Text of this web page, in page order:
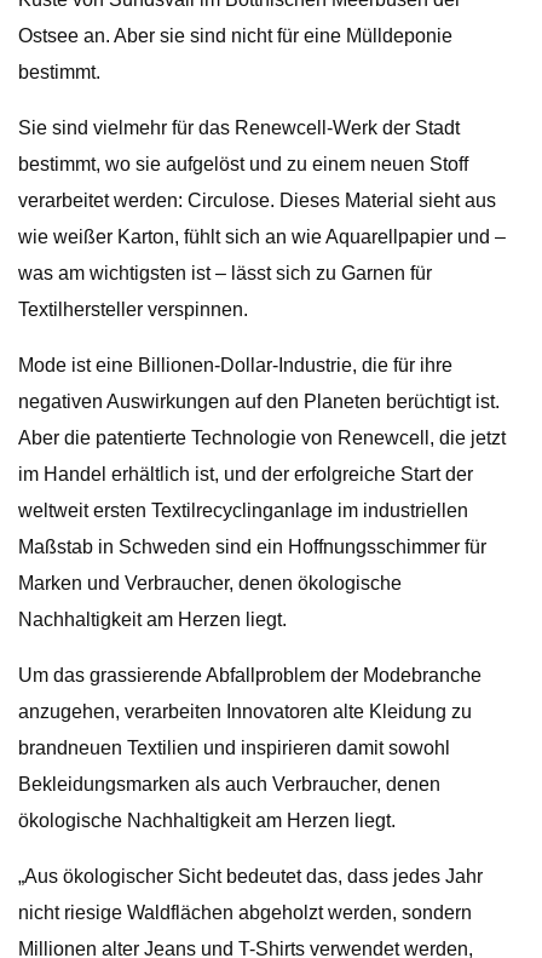
Ostsee an. Aber sie sind nicht für eine Mülldeponie
bestimmt.
Sie sind vielmehr für das Renewcell-Werk der Stadt
bestimmt, wo sie aufgelöst und zu einem neuen Stoff
verarbeitet werden: Circulose. Dieses Material sieht aus
wie weißer Karton, fühlt sich an wie Aquarellpapier und –
was am wichtigsten ist – lässt sich zu Garnen für
Textilhersteller verspinnen.
Mode ist eine Billionen-Dollar-Industrie, die für ihre
negativen Auswirkungen auf den Planeten berüchtigt ist.
Aber die patentierte Technologie von Renewcell, die jetzt
im Handel erhältlich ist, und der erfolgreiche Start der
weltweit ersten Textilrecyclinganlage im industriellen
Maßstab in Schweden sind ein Hoffnungsschimmer für
Marken und Verbraucher, denen ökologische
Nachhaltigkeit am Herzen liegt.
Um das grassierende Abfallproblem der Modebranche
anzugehen, verarbeiten Innovatoren alte Kleidung zu
brandneuen Textilien und inspirieren damit sowohl
Bekleidungsmarken als auch Verbraucher, denen
ökologische Nachhaltigkeit am Herzen liegt.
„Aus ökologischer Sicht bedeutet das, dass jedes Jahr
nicht riesige Waldflächen abgeholzt werden, sondern
Millionen alter Jeans und T-Shirts verwendet werden,